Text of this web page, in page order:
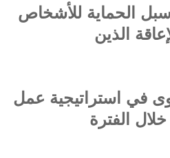
سبل الحماية للأشخاص
الذين
في استراتيجية عمل
خلال الفترة